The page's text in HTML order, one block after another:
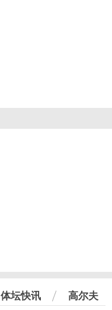
体坛快讯 高尔夫